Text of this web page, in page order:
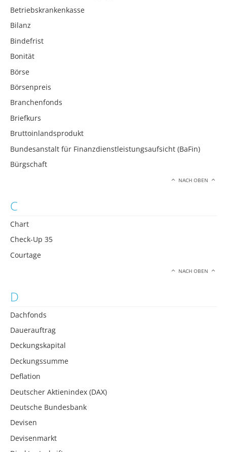
Betriebskrankenkasse
Bilanz
Bindefrist
Bonität
Börse
Börsenpreis
Branchenfonds
Briefkurs
Bruttoinlandsprodukt
Bundesanstalt für Finanzdienstleistungsaufsicht (BaFin)
Bürgschaft
NACH OBEN
C
Chart
Check-Up 35
Courtage
NACH OBEN
D
Dachfonds
Dauerauftrag
Deckungskapital
Deckungssumme
Deflation
Deutscher Aktienindex (DAX)
Deutsche Bundesbank
Devisen
Devisenmarkt